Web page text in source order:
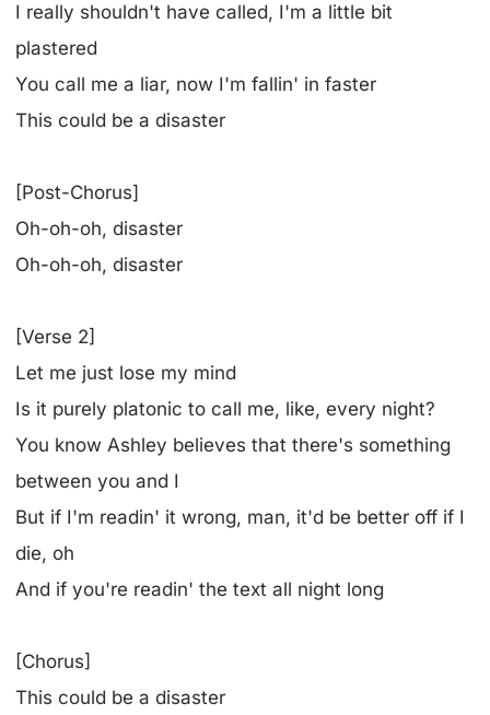
I really shouldn't have called, I'm a little bit
plastered
You call me a liar, now I'm fallin' in faster
This could be a disaster
[Post-Chorus]
Oh-oh-oh, disaster
Oh-oh-oh, disaster
[Verse 2]
Let me just lose my mind
Is it purely platonic to call me, like, every night?
You know Ashley believes that there's something
between you and I
But if I'm readin' it wrong, man, it'd be better off if I
die, oh
And if you're readin' the text all night long
[Chorus]
This could be a disaster